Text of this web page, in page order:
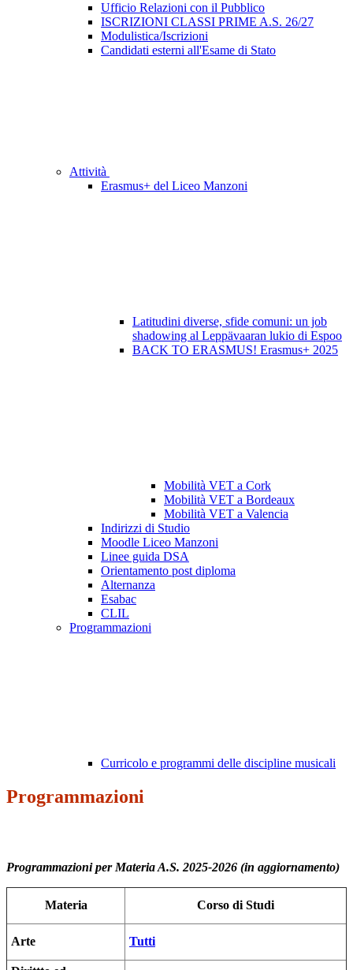
Ufficio Relazioni con il Pubblico
ISCRIZIONI CLASSI PRIME A.S. 26/27
Modulistica/Iscrizioni
Candidati esterni all'Esame di Stato
Attività
Erasmus+ del Liceo Manzoni
Latitudini diverse, sfide comuni: un job
shadowing al Leppävaaran lukio di Espoo
BACK TO ERASMUS! Erasmus+ 2025
Mobilità VET a Cork
Mobilità VET a Bordeaux
Mobilità VET a Valencia
Indirizzi di Studio
Moodle Liceo Manzoni
Linee guida DSA
Orientamento post diploma
Alternanza
Esabac
CLIL
Programmazioni
Curricolo e programmi delle discipline musicali
Programmazioni
Programmazioni per Materia A.S. 2025-2026 (in aggiornamento)
Materia Corso di Studi
Arte Tutti